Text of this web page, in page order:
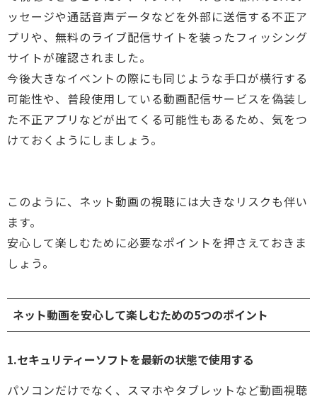
ッセージや通話音声データなどを外部に送信する不正ア
プリや、無料のライブ配信サイトを装ったフィッシング
サイトが確認されました。
今後大きなイベントの際にも同じような手口が横行する
可能性や、普段使用している動画配信サービスを偽装し
た不正アプリなどが出てくる可能性もあるため、気をつ
けておくようにしましょう。
このように、ネット動画の視聴には大きなリスクも伴い
ます。
安心して楽しむために必要なポイントを押さえておきま
しょう。
ネット動画を安心して楽しむための5つのポイント
1.セキュリティーソフトを最新の状態で使用する
パソコンだけでなく、スマホやタブレットなど動画視聴